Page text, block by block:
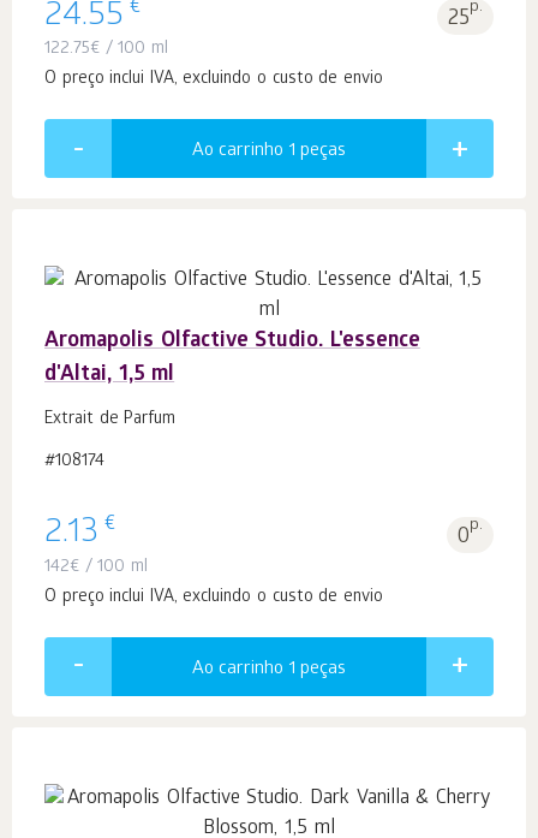
24.55 € 25p.
122.75€ / 100 ml
O preço inclui IVA, excluindo o custo de envio
Ao carrinho 1 peças
Aromapolis Olfactive Studio. L'essence
d'Altai, 1,5 ml
Extrait de Parfum
#108174
2.13 € 0p.
142€ / 100 ml
O preço inclui IVA, excluindo o custo de envio
Ao carrinho 1 peças